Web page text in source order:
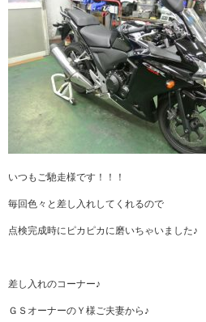
いつもご馳走様です！！！
毎回色々と差し入れしてくれるので
点検完成時にピカピカに磨いちゃいました♪
差し入れのコーナー♪
ＧＳオーナーのＹ様ご夫妻から♪